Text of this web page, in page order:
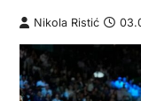
Nikola Ristić